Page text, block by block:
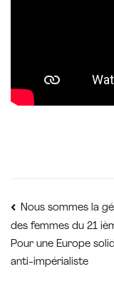
de
Nous sommes la
des femmes du 21
Pour une Europe
anti-impérialiste